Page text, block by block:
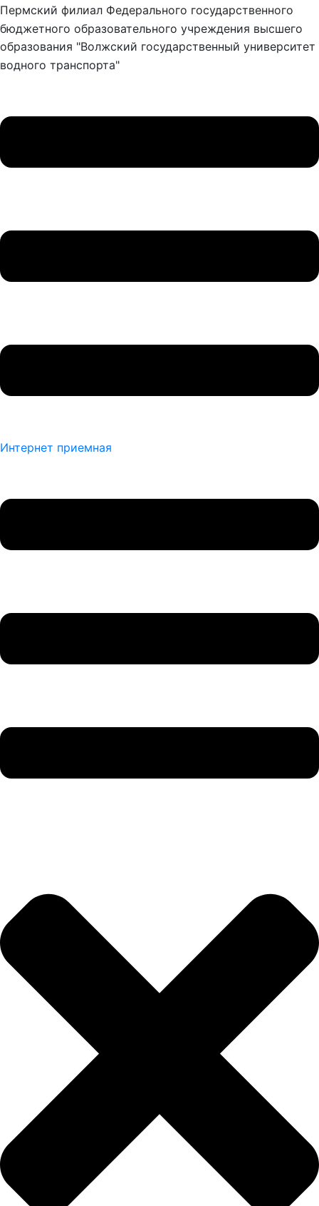
Пермский филиал Федерального государственного
бюджетного образовательного учреждения высшего
образования "Волжский государственный университет
водного транспорта"
Интернет приемная